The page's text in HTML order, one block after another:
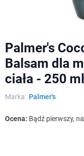
Palmer's
Balsam dla
ciała - 250 ml
Marka: Palmer's
Ocena: Bądź pierwszy,